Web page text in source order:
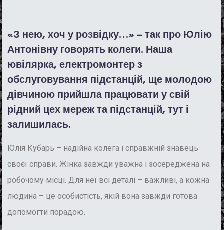
«З нею, хоч у розвідку…» – так про Юлію
Антонівну говорять колеги. Наша
ювілярка, електромонтер з
обслуговування підстанцій, ще молодою
дівчиною прийшла працювати у свій
рідний цех мереж та підстанцій, тут і
залишилась.
Юлія Кубарь – надійна колега і справжній знавець
своєї справи. Жінка завжди уважна і зосереджена на
робочому місці. Для неї всі деталі – важливі, а кожна
людина – це особистість, якій вона завжди готова
допомогти порадою.